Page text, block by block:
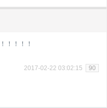
！！！！
2017-02-22 03:02:15 90